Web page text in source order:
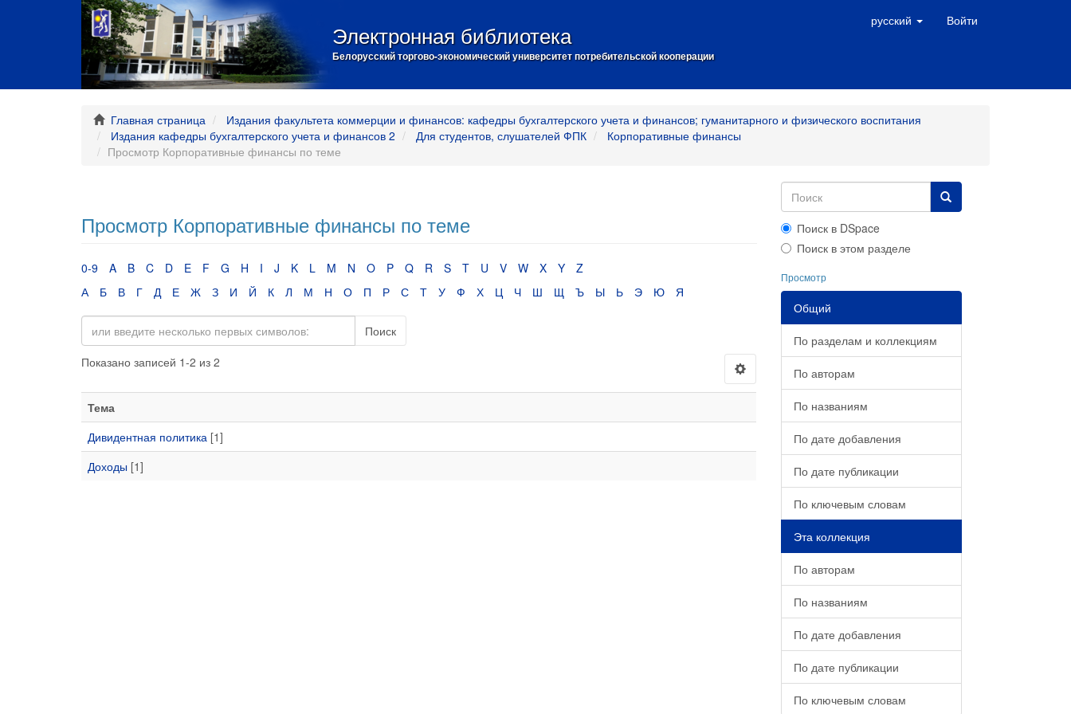
Электронная библиотека
Белорусский торгово-экономический университет потребительской кооперации
русский Войти
Главная страница
Издания факультета коммерции и финансов: кафедры бухгалтерского учета и финансов; гуманитарного и физического воспитания
Издания кафедры бухгалтерского учета и финансов 2
Для студентов, слушателей ФПК
Корпоративные финансы
Просмотр Корпоративные финансы по теме
Просмотр Корпоративные финансы по теме
0-9 A B C D E F G H I J K L M N O P Q R S T U V W X Y
Z
А
Б В Г Д Е Ж З И Й К Л М Н О П Р С Т У Ф Х Ц Ч Ш Щ Ъ Ы Ь Э Ю Я
Поиск
Показано записей 1-2 из 2
Тема
Дивидентная политика [1]
Доходы [1]
Поиск в DSpace
Поиск в этом разделе
Просмотр
Общий
По разделам и коллекциям
По авторам
По названиям
По дате добавления
По дате публикации
По ключевым словам
Эта коллекция
По авторам
По названиям
По дате добавления
По дате публикации
По ключевым словам